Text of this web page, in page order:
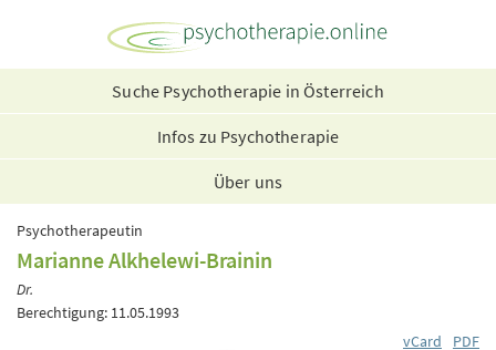
Suche Psychotherapie in Österreich
Infos zu Psychotherapie
Über uns
Psychotherapeutin
Marianne Alkhelewi-Brainin
Dr.
Berechtigung: 11.05.1993
vCard
PDF